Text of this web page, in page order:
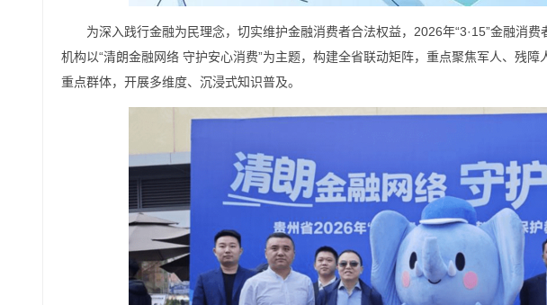
为深入践行金融为民理念，切实维护金融消费者合法权益，2026年“3·15”金融消
机构以“清朗金融网络 守护安心消费”为主题，构建全省联动矩阵，重点聚焦军人、残
重点群体，开展多维度、沉浸式知识普及。